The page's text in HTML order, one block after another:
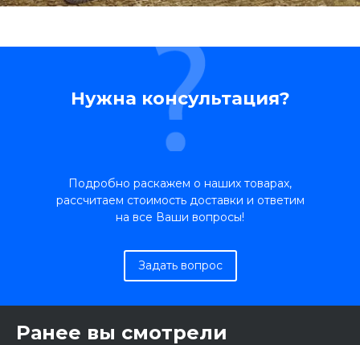
Нужна консультация?
Подробно раскажем о наших товарах,
рассчитаем стоимость доставки и ответим
на все Ваши вопросы!
Задать вопрос
Ранее вы смотрели